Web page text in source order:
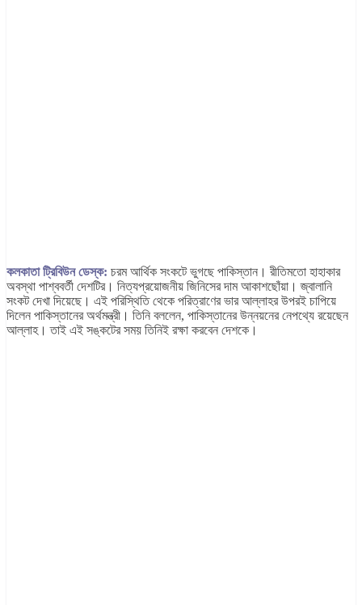
কলকাতা ট্রিবিউন ডেস্ক: চরম আর্থিক সংকটে ভুগছে পাকিস্তান। রীতিমতো হাহাকার
অবস্থা পাশ্ববর্তী দেশটির। নিত্যপ্রয়োজনীয় জিনিসের দাম আকাশছোঁয়া। জ্বালানি
সংকট দেখা দিয়েছে। এই পরিস্থিতি থেকে পরিত্রাণের ভার আল্লাহর উপরই চাপিয়ে
দিলেন পাকিস্তানের অর্থমন্ত্রী। তিনি বললেন, পাকিস্তানের উন্নয়নের নেপথ্যে রয়েছেন
আল্লাহ। তাই এই সঙ্কটের সময় তিনিই রক্ষা করবেন দেশকে।